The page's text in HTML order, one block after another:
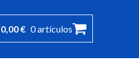
0,00€ 0 artículos